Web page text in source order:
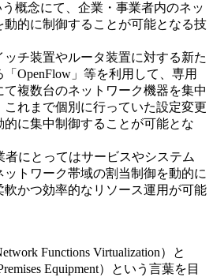
概念にて、企業・事業者内のネッ
動的に制御することが可能となる技
チ装置やルータ装置に対する新た
OpenFlow」等を利用して、専用
複数台のネットワーク機器を集中
れまで個別に行っていた設定変更
に集中制御することが可能とな
者にとってはサービスやシステム
トワーク帯域の割当制御を動的に
かつ効率的なリソース運用が可能
Functions Virtualization）と
Equipment）という言葉を目